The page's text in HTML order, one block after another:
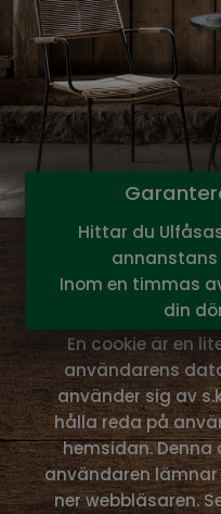
Presentkort
Butik
Kundtjänst
Kampanjer
En cookie är en
användarens
använder sig av
hålla reda på
hemsidan. Denna
användaren
ner webbläsaren.
Hittar du
Inom en timmas
din